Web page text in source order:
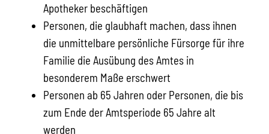
Apotheker beschäftigen
Personen, die glaubhaft machen, dass ihnen
die unmittelbare persönliche Fürsorge für ihre
Familie die Ausübung des Amtes in
besonderem Maße erschwert
Personen ab 65 Jahren oder Personen, die bis
zum Ende der Amtsperiode 65 Jahre alt
werden